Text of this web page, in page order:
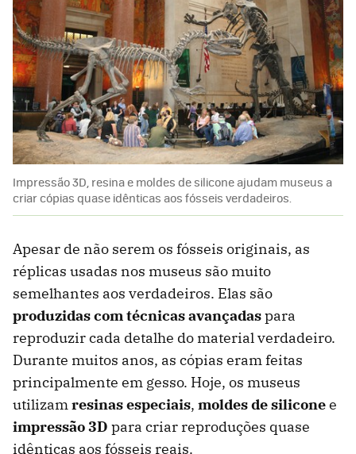
Impressão 3D, resina e moldes de silicone ajudam museus a
criar cópias quase idênticas aos fósseis verdadeiros.
Apesar de não serem os fósseis originais, as
réplicas usadas nos museus são muito
semelhantes aos verdadeiros. Elas são
produzidas com técnicas avançadaspara
reproduzir cada detalhe do material verdadeiro.
Durante muitos anos, as cópias eram feitas
principalmente em gesso. Hoje, os museus
utilizamresinas especiais, moldes de siliconee
impressão 3D para criar reproduções quase
idênticas aos fósseis reais.